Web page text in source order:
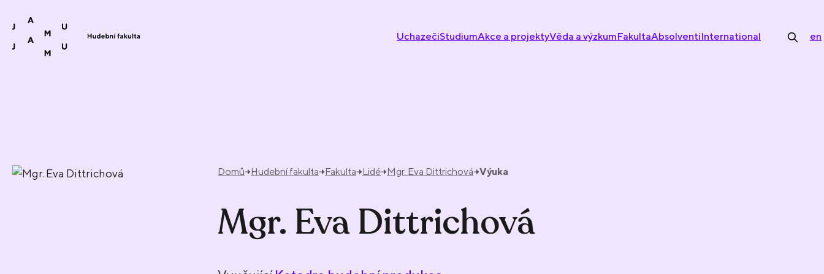
UchazečiStudiumAkce a projektyVěda a výzkumFakultaAbsolventiInternational en
Domů Hudební fakulta Fakulta Lidé Mgr. Eva Dittrichová Výuka
Mgr. Eva Dittrichová